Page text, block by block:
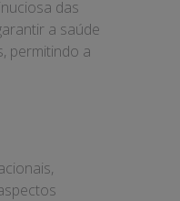
das
a saúde
permitindo a